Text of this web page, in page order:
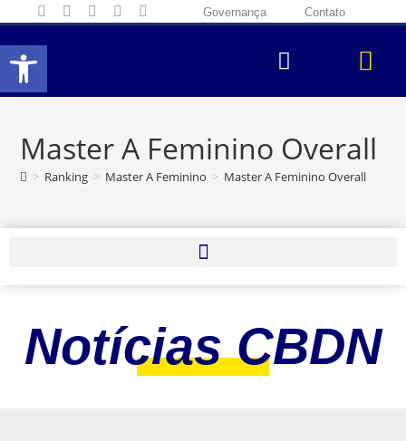
Governança Contato
Master A Feminino Overall
> Ranking > Master A Feminino > Master A Feminino Overall
Notícias CBDN
Abrir a barra de ferramentas